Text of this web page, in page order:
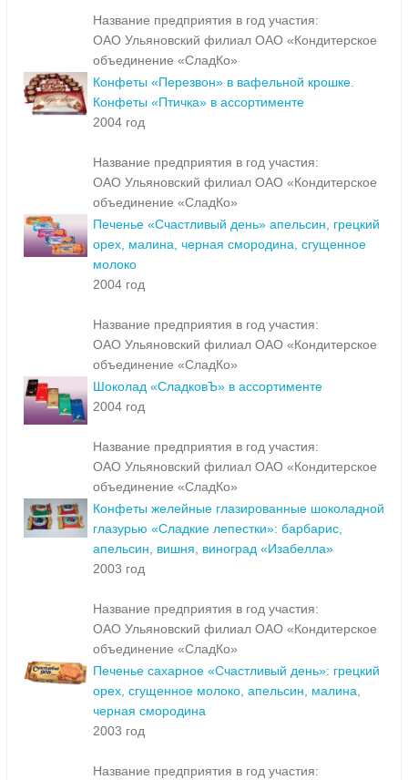
Название предприятия в год участия:
ОАО Ульяновский филиал ОАО «Кондитерское
объединение «СладКо»
Конфеты «Перезвон» в вафельной крошке.
Конфеты «Птичка» в ассортименте
2004 год
Название предприятия в год участия:
ОАО Ульяновский филиал ОАО «Кондитерское
объединение «СладКо»
Печенье «Счастливый день» апельсин, грецкий
орех, малина, черная смородина, сгущенное
молоко
2004 год
Название предприятия в год участия:
ОАО Ульяновский филиал ОАО «Кондитерское
объединение «СладКо»
Шоколад «СладковЪ» в ассортименте
2004 год
Название предприятия в год участия:
ОАО Ульяновский филиал ОАО «Кондитерское
объединение «СладКо»
Конфеты желейные глазированные шоколадной
глазурью «Сладкие лепестки»: барбарис,
апельсин, вишня, виноград «Изабелла»
2003 год
Название предприятия в год участия:
ОАО Ульяновский филиал ОАО «Кондитерское
объединение «СладКо»
Печенье сахарное «Счастливый день»: грецкий
орех, сгущенное молоко, апельсин, малина,
черная смородина
2003 год
Название предприятия в год участия: